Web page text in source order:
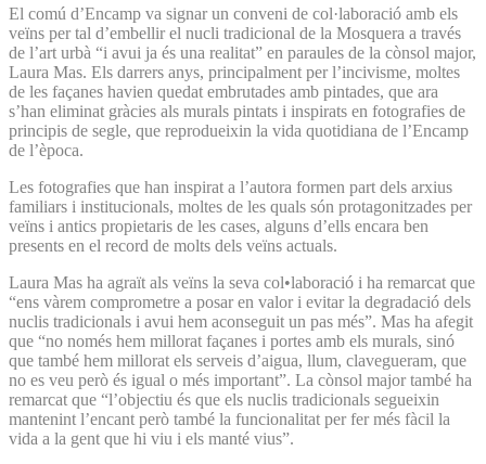
El comú d’Encamp va signar un conveni de col·laboració amb els
veïns per tal d’embellir el nucli tradicional de la Mosquera a través
de l’art urbà “i avui ja és una realitat” en paraules de la cònsol major,
Laura Mas. Els darrers anys, principalment per l’incivisme, moltes
de les façanes havien quedat embrutades amb pintades, que ara
s’han eliminat gràcies als murals pintats i inspirats en fotografies de
principis de segle, que reprodueixin la vida quotidiana de l’Encamp
de l’època.
Les fotografies que han inspirat a l’autora formen part dels arxius
familiars i institucionals, moltes de les quals són protagonitzades per
veïns i antics propietaris de les cases, alguns d’ells encara ben
presents en el record de molts dels veïns actuals.
Laura Mas ha agraït als veïns la seva col•laboració i ha remarcat que
“ens vàrem comprometre a posar en valor i evitar la degradació dels
nuclis tradicionals i avui hem aconseguit un pas més”. Mas ha afegit
que “no només hem millorat façanes i portes amb els murals, sinó
que també hem millorat els serveis d’aigua, llum, clavegueram, que
no es veu però és igual o més important”. La cònsol major també ha
remarcat que “l’objectiu és que els nuclis tradicionals segueixin
mantenint l’encant però també la funcionalitat per fer més fàcil la
vida a la gent que hi viu i els manté vius”.